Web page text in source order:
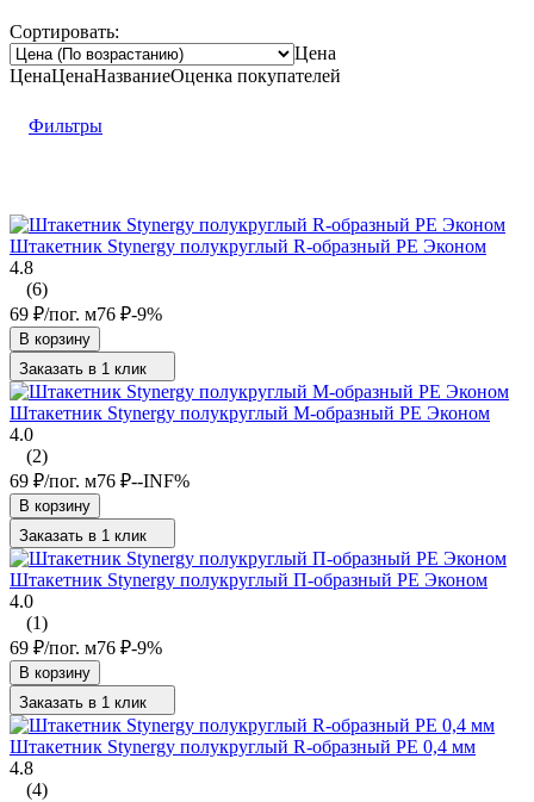
Сортировать:
Цена
ЦенаЦенаНазваниеОценка покупателей
Фильтры
Штакетник Stynergy полукруглый R-образный PE Эконом
4.8
(6)
69 ₽/пог. м76 ₽-9%
В корзину
Заказать в 1 клик
Штакетник Stynergy полукруглый М-образный PE Эконом
4.0
(2)
69 ₽/пог. м76 ₽--INF%
В корзину
Заказать в 1 клик
Штакетник Stynergy полукруглый П-образный PE Эконом
4.0
(1)
69 ₽/пог. м76 ₽-9%
В корзину
Заказать в 1 клик
Штакетник Stynergy полукруглый R-образный PE 0,4 мм
4.8
(4)